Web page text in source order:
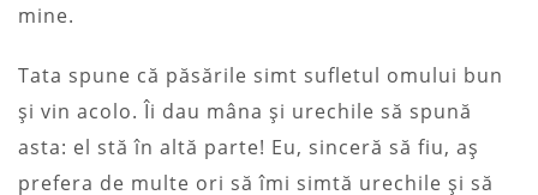
mine.
Tata spune că păsările simt sufletul omului bun
și vin acolo. Îi dau mâna și urechile să spună
asta: el stă în altă parte! Eu, sinceră să fiu, aș
prefera de multe ori să îmi simtă urechile și să